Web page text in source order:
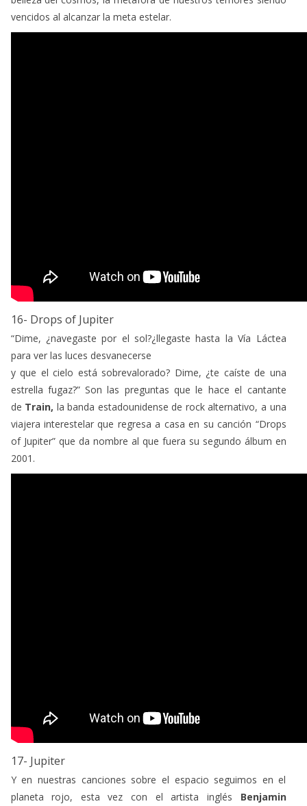
vencidos al alcanzar la meta estelar.
16- Drops of Jupiter
“Dime, ¿navegaste por el sol?¿llegaste hasta la Vía Láctea
para ver las luces desvanecerse
y que el cielo está sobrevalorado? Dime, ¿te caíste de una
estrella fugaz?” Son las preguntas que le hace el cantante
de Train, la banda estadounidense de rock alternativo, a una
viajera interestelar que regresa a casa en su canción “Drops
of Jupiter” que da nombre al que fuera su segundo álbum en
2001.
17- Jupiter
Y en nuestras canciones sobre el espacio seguimos en el
planeta rojo, esta vez con el artista inglés
Benjamin